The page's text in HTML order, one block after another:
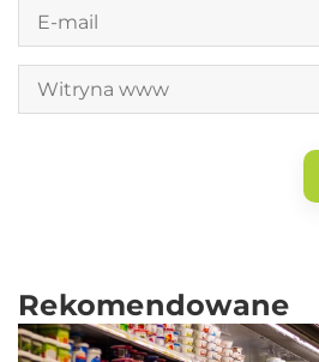
Rekomendowane